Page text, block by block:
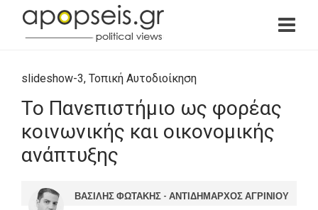
slideshow-3, Τοπική Αυτοδιοίκηση
Το Πανεπιστήμιο ως φορέας
κοινωνικής και οικονομικής
ανάπτυξης
ΒΑΣΙΛΗΣ ΦΩΤΑΚΗΣ - ΑΝΤΙΔΗΜΑΡΧΟΣ ΑΓΡΙΝΙΟΥ